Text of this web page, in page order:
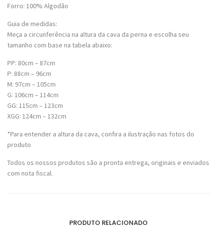
Forro: 100% Algodão
Guia de medidas:
Meça a circunferência na altura da cava da perna e escolha seu
tamanho com base na tabela abaixo:
PP: 80cm – 87cm
P: 88cm – 96cm
M: 97cm – 105cm
G: 106cm – 114cm
GG: 115cm – 123cm
XGG: 124cm – 132cm
*Para entender a altura da cava, confira a ilustração nas fotos do
produto
Todos os nossos produtos são a pronta entrega, originais e enviados
com nota fiscal.
PRODUTO RELACIONADO